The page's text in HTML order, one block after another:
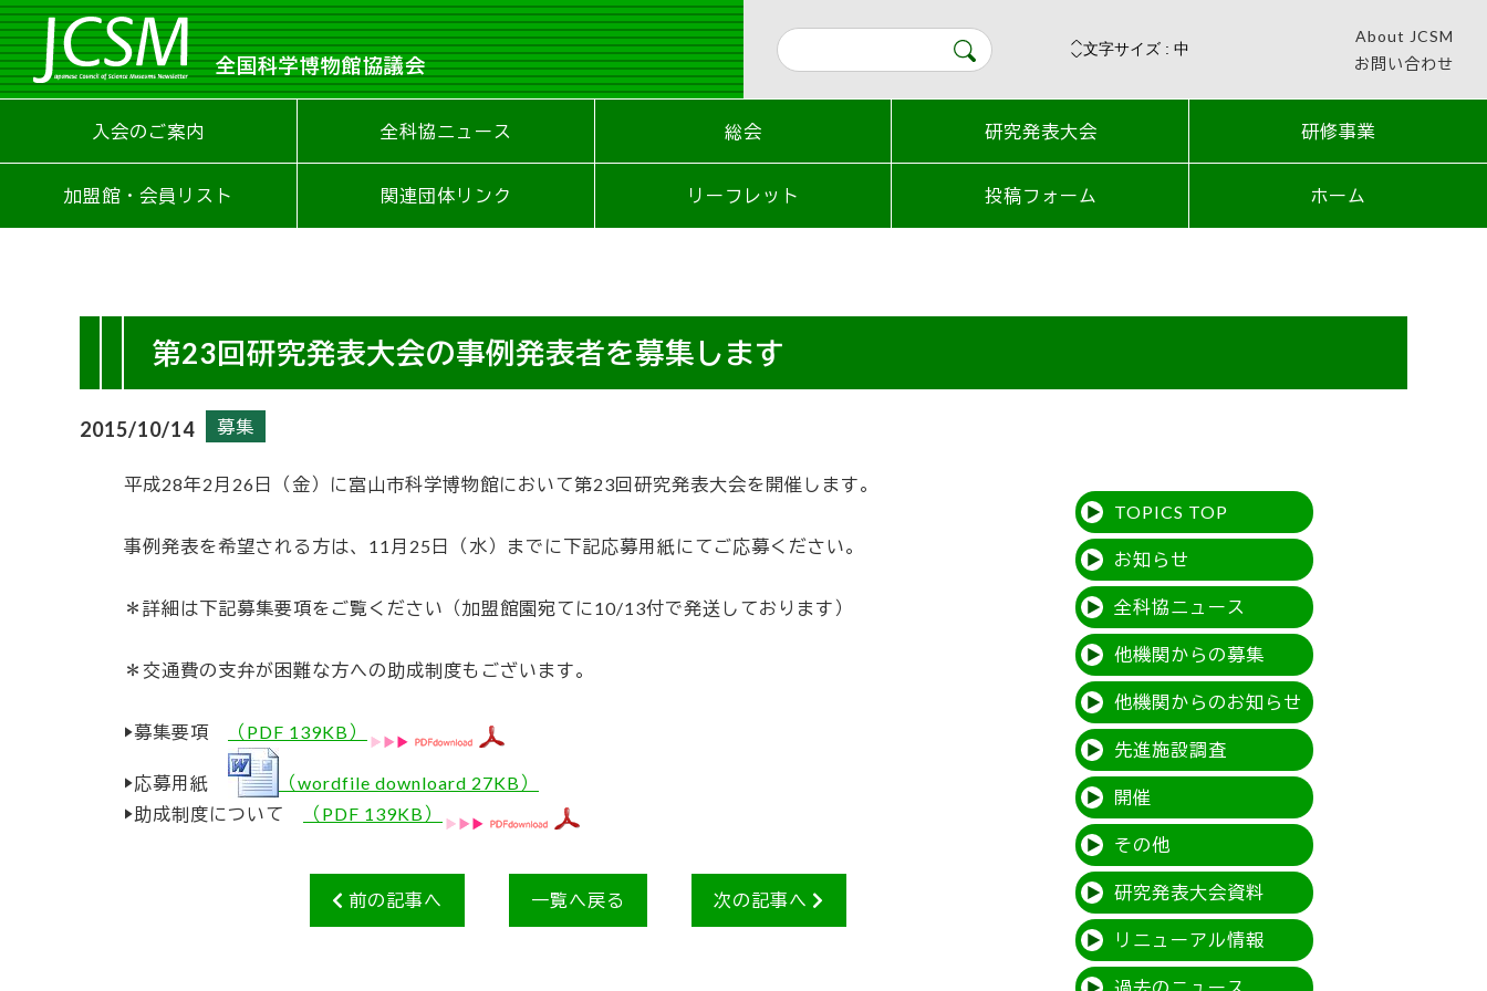
全国科学博物館協議会
About JCSM
お問い合わせ
入会のご案内 全科協ニュース 総会 研究発表大会 研修事業
加盟館・会員リスト 関連団体リンク リーフレット 投稿フォーム ホーム
第23回研究発表大会の事例発表者を募集します
2015/10/14 募集
平成28年2月26日（金）に富山市科学博物館において第23回研究発表大会を開催します。
事例発表を希望される方は、11月25日（水）までに下記応募用紙にてご応募ください。
＊詳細は下記募集要項をご覧ください（加盟館園宛てに10/13付で発送しております）
＊交通費の支弁が困難な方への助成制度もございます。
▶募集要項 （PDF 139KB）
▶応募用紙
（wordfile downloard 27KB）
▶助成制度について
（PDF 139KB）
前の記事へ 一覧へ戻る 次の記事へ
TOPICS TOP
お知らせ
全科協ニュース
他機関からの募集
他機関からのお知らせ
先進施設調査
開催
その他
研究発表大会資料
リニューアル情報
過去のニュース